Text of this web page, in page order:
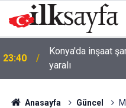
23:09
AK Parti'li Zorlu:
Merkezi’ni
Anasayfa Güncel